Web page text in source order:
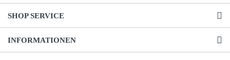
SHOP SERVICE
INFORMATIONEN